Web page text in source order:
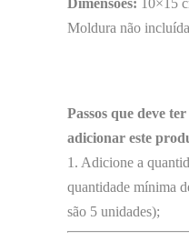
Dimensões: 10×15
Moldura não incluída
Passos que deve
adicionar este
1. Adicione a
quantidade mínima
são 5 unidades);